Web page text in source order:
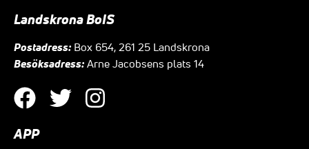
Landskrona BoIS
Postadress: Box 654, 261 25 Landskrona
Besöksadress: Arne Jacobsens plats 14
APP